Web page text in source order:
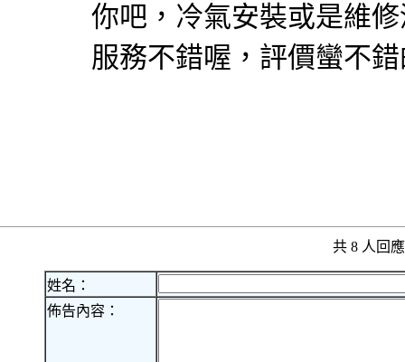
你吧，冷氣安裝或是維
服務不錯喔，評價蠻不
共 8 人回
姓名：
佈告內容：